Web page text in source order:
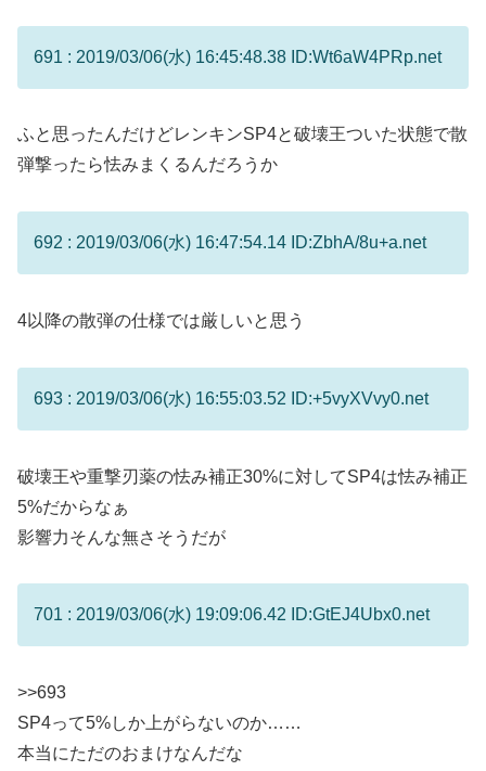
691 : 2019/03/06(水) 16:45:48.38 ID:Wt6aW4PRp.net
ふと思ったんだけどレンキンSP4と破壊王ついた状態で散
弾撃ったら怯みまくるんだろうか
692 : 2019/03/06(水) 16:47:54.14 ID:ZbhA/8u+a.net
4以降の散弾の仕様では厳しいと思う
693 : 2019/03/06(水) 16:55:03.52 ID:+5vyXVvy0.net
破壊王や重撃刃薬の怯み補正30%に対してSP4は怯み補正
5%だからなぁ
影響力そんな無さそうだが
701 : 2019/03/06(水) 19:09:06.42 ID:GtEJ4Ubx0.net
>>693
SP4って5%しか上がらないのか……
本当にただのおまけなんだな